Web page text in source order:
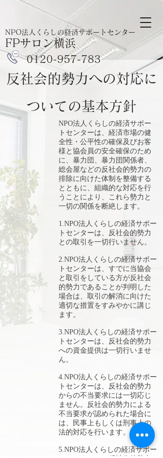
NPO法人くらしの経済サポートセンター
FPサロン横浜
​0120-957-783
反社会的勢力への対応に
ついての基本方針
NPO法人くらしの経済サポー
トセンターは、経済市場の健
全性・公平性の確保及びお客
様と協会員の安全確保のため
に、暴力団、暴力団関係者、
総会屋などの反社会的勢力の
排除に向けた体制を整備する
とともに、組織的な対応を行
うことにより、これら勢力と
一切の関係を断絶します。
1.NPO法人くらしの経済サポー
トセンターは、反社会的勢力
との取引を一切行いません。
2.NPO法人くらしの経済サポー
トセンターは、すでに当協会
と取引をしている方が反社会
的勢力であることが判明した
場合は、取引の解消に向けた
適切な措置をすみやかに講じ
ます。
3.NPO法人くらしの経済サポー
トセンターは、反社会的勢力
への資金提供は一切行いませ
ん。
4.NPO法人くらしの経済サポー
トセンターは、反社会的勢力
からの不当要求には一切応じ
ません。反社会的勢力による
不当要求が認められた場合に
は、民事上もしくは刑事上の
法的対応を行います。
5.NPO法人くらしの経済サポー